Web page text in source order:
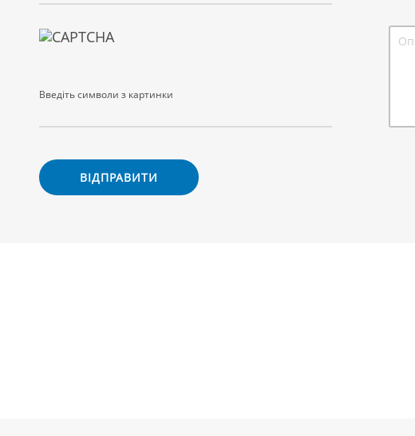
Введіть символи з картинки
ВІДПРАВИТИ